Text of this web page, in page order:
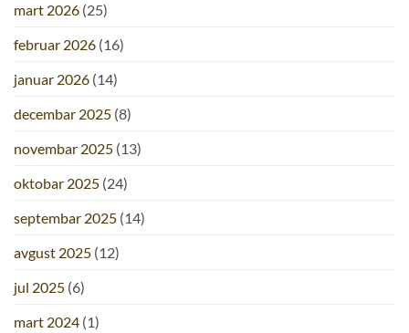
mart 2026 (25)
februar 2026 (16)
januar 2026 (14)
decembar 2025 (8)
novembar 2025 (13)
oktobar 2025 (24)
septembar 2025 (14)
avgust 2025 (12)
jul 2025 (6)
mart 2024 (1)